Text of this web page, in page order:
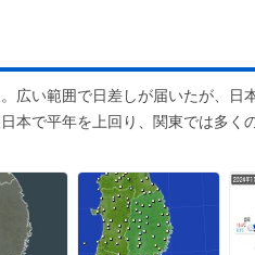
広い範囲で日差しが届いたが、日
本で平年を上回り、関東では多く